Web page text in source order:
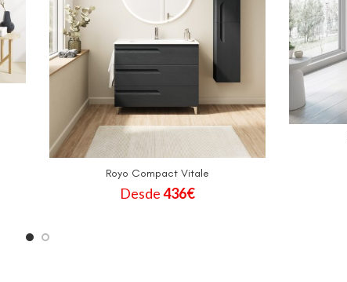
Royo Compact Vitale
Desde436€